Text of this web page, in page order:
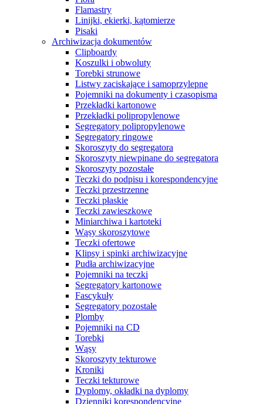
Flamastry
Linijki, ekierki, kątomierze
Pisaki
Archiwizacja dokumentów
Clipboardy
Koszulki i obwoluty
Torebki strunowe
Listwy zaciskające i samoprzylepne
Pojemniki na dokumenty i czasopisma
Przekładki kartonowe
Przekładki polipropylenowe
Segregatory polipropylenowe
Segregatory ringowe
Skoroszyty do segregatora
Skoroszyty niewpinane do segregatora
Skoroszyty pozostałe
Teczki do podpisu i korespondencyjne
Teczki przestrzenne
Teczki płaskie
Teczki zawieszkowe
Miniarchiwa i kartoteki
Wąsy skoroszytowe
Teczki ofertowe
Klipsy i spinki archiwizacyjne
Pudła archiwizacyjne
Pojemniki na teczki
Segregatory kartonowe
Fascykuły
Segregatory pozostałe
Plomby
Pojemniki na CD
Torebki
Wąsy
Skoroszyty tekturowe
Kroniki
Teczki tekturowe
Dyplomy, okładki na dyplomy
Dzienniki korespondencyjne